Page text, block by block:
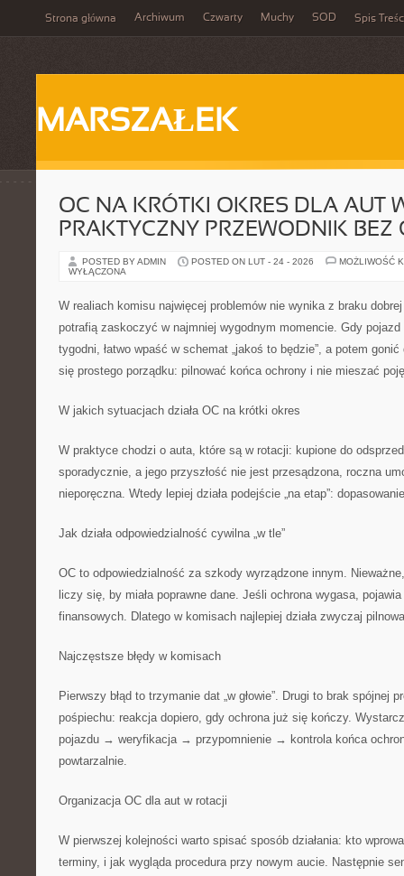
Strona główna Archiwum Czwarty Muchy SOD Spis
MARSZAŁEK
OC NA KRÓTKI OKRES DLA AUT
PRAKTYCZNY PRZEWODNIK BEZ
POSTED BY ADMIN POSTED ON LUT - 24 - 2026
MOŻLIWOŚĆ
WYŁĄCZONA
W realiach komisu najwięcej problemów nie wynika z braku
potrafią zaskoczyć w najmniej wygodnym momencie. Gdy
tygodni, łatwo wpaść w schemat „jakoś to będzie”, a potem
się prostego porządku: pilnować końca ochrony i nie mieszać
W jakich sytuacjach działa OC na krótki okres
W praktyce chodzi o auta, które są w rotacji: kupione do
sporadycznie, a jego przyszłość nie jest przesądzona, roczna
nieporęczna. Wtedy lepiej działa podejście „na etap”:
Jak działa odpowiedzialność cywilna „w tle”
OC to odpowiedzialność za szkody wyrządzone innym.
liczy się, by miała poprawne dane. Jeśli ochrona wygasa,
finansowych. Dlatego w komisach najlepiej działa zwyczaj
Najczęstsze błędy w komisach
Pierwszy błąd to trzymanie dat „w głowie”. Drugi to brak spójnej
pośpiechu: reakcja dopiero, gdy ochrona już się kończy.
pojazdu → weryfikacja → przypomnienie → kontrola końca
powtarzalnie.
Organizacja OC dla aut w rotacji
W pierwszej kolejności warto spisać sposób działania: kto
terminy, i jak wygląda procedura przy nowym aucie. Następnie